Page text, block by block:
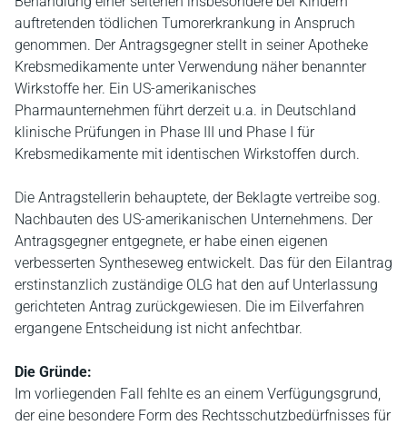
auftretenden tödlichen Tumorerkrankung in Anspruch
genommen. Der Antragsgegner stellt in seiner Apotheke
Krebsmedikamente unter Verwendung näher benannter
Wirkstoffe her. Ein US-amerikanisches
Pharmaunternehmen führt derzeit u.a. in Deutschland
klinische Prüfungen in Phase III und Phase I für
Krebsmedikamente mit identischen Wirkstoffen durch.
Die Antragstellerin behauptete, der Beklagte vertreibe sog.
Nachbauten des US-amerikanischen Unternehmens. Der
Antragsgegner entgegnete, er habe einen eigenen
verbesserten Syntheseweg entwickelt. Das für den Eilantrag
erstinstanzlich zuständige OLG hat den auf Unterlassung
gerichteten Antrag zurückgewiesen. Die im Eilverfahren
ergangene Entscheidung ist nicht anfechtbar.
Die Gründe:
Im vorliegenden Fall fehlte es an einem Verfügungsgrund,
der eine besondere Form des Rechtsschutzbedürfnisses für